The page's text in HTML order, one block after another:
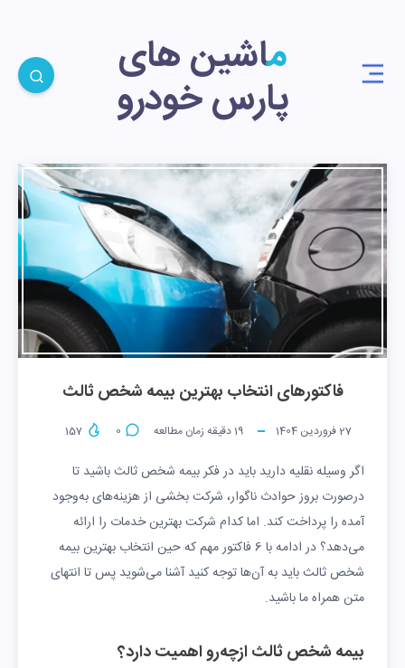
ماشین های
پارس خودرو
فاکتورهای انتخاب بهترین بیمه شخص ثالث
27 فروردین 1404 19دقیقه زمان مطالعه 0
157
اگر وسیله نقلیه دارید باید در فکر بیمه شخص ثالث باشید تا
درصورت بروز حوادث ناگوار، شرکت بخشی از هزینه‌های به‌وجود
آمده را پرداخت کند. اما کدام شرکت بهترین خدمات را ارائه
می‌دهد؟ در ادامه با 6 فاکتور مهم که حین انتخاب بهترین بیمه
شخص ثالث باید به آن‌ها توجه کنید آشنا می‌شوید پس تا انتهای
متن همراه ما باشید.
بیمه شخص ثالث ازچه‌رو اهمیت دارد؟